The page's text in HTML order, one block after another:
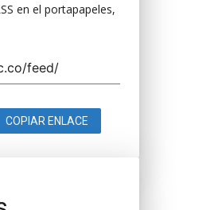
en el portapapeles,
COPIAR ENLACE